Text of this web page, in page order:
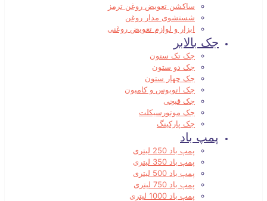
ساکشن تعویض روغن ترمز
شستشوی مدار روغن
ابزار و لوازم تعویض روغنی
جک بالابر
جک تک ستون
جک دو ستون
جک چهار ستون
جک اتوبوس و کامیون
جک قیچی
جک موتورسیکلت
جک پارکینگ
پمپ باد
پمپ باد 250 لیتری
پمپ باد 350 لیتری
پمپ باد 500 لیتری
پمپ باد 750 لیتری
پمپ باد 1000 لیتری